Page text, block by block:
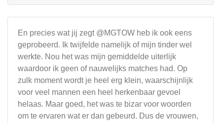
En precies wat jij zegt @MGTOW heb ik ook eens
geprobeerd. Ik twijfelde namelijk of mijn tinder wel
werkte. Nou het was mijn gemiddelde uiterlijk
waardoor ik geen of nauwelijks matches had. Op
zulk moment wordt je heel erg klein, waarschijnlijk
voor veel mannen een heel herkenbaar gevoel
helaas. Maar goed, het was te bizar voor woorden
om te ervaren wat er dan gebeurd. Dus de vrouwen,